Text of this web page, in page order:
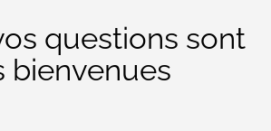
questions sont
bienvenues